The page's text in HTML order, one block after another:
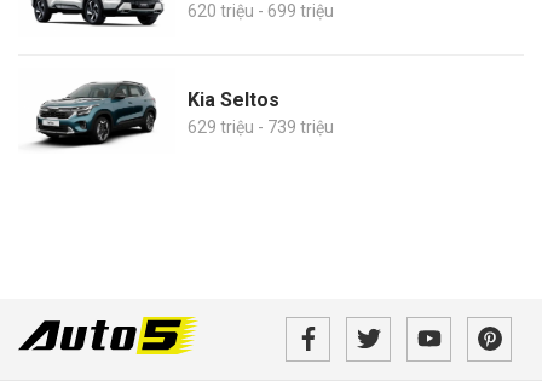
620 triệu - 699 triệu
Kia Seltos
629 triệu - 739 triệu